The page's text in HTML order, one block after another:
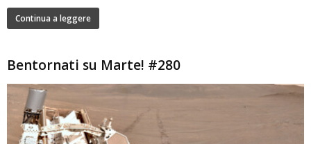
Continua a leggere
Bentornati su Marte! #280